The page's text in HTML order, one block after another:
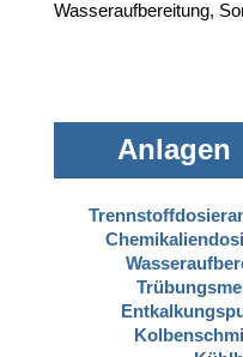
Wasseraufbereitung,
Anlagen